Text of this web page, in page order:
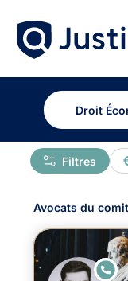
Filtres
Avocats du
E
N